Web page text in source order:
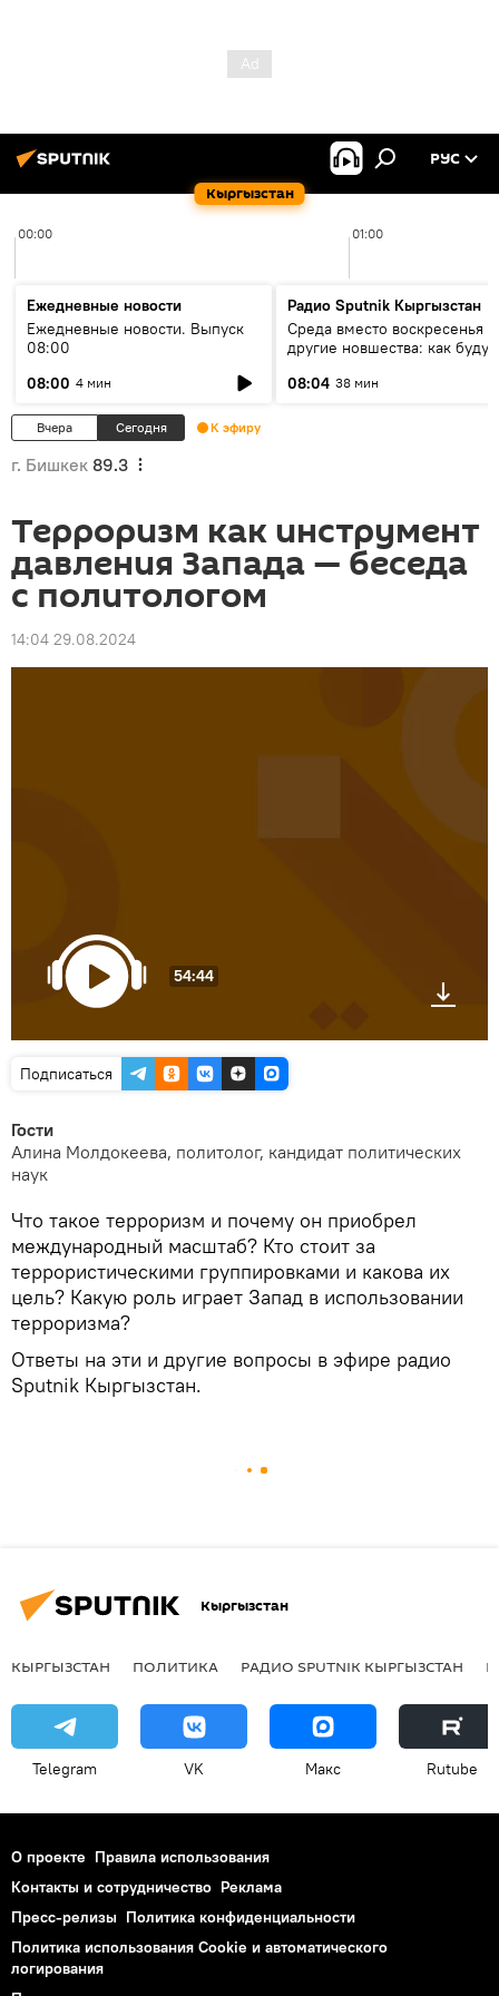
Кыргызстан
РУС
00:00 01:00
Ежедневные новости
Ежедневные новости. Выпуск
08:00
08:00 4 мин
Радио Sputnik Кыргызстан
Среда вместо воскресенья и
другие новшества: как будут
08:04 38 мин
Вчера Сегодня К эфиру
г. Бишкек 89.3
Терроризм как инструмент
давления Запада — беседа
с политологом
14:04 29.08.2024
54:44
Подписаться
Гости
Алина Молдокеева, политолог, кандидат политических
наук
Что такое терроризм и почему он приобрел
международный масштаб? Кто стоит за
террористическими группировками и какова их
цель? Какую роль играет Запад в использовании
терроризма?
Ответы на эти и другие вопросы в эфире радио
Sputnik Кыргызстан.
Кыргызстан
КЫРГЫЗСТАН ПОЛИТИКА РАДИО SPUTNIK КЫРГЫЗСТАН
Telegram VK Макс Rutube
О проекте Правила использования
Контакты и сотрудничество Реклама
Пресс-релизы Политика конфиденциальности
Политика использования Cookie и автоматического
логирования